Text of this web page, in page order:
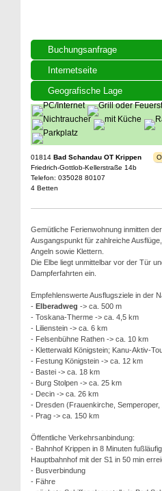
Buchungsanfrage
Internetseite
Geografische Lage
01814 Bad Schandau OT Krippen
Friedrich-Gottlob-Kellerstraße 14b
Telefon: 035028 80107
4 Betten
Gemütliche Ferienwohnung inmitten
Ausgangspunkt für zahlreiche
Angeln sowie Klettern.
Die Elbe liegt unmittelbar vor der Tür
Dampferfahrten ein.
Empfehlenswerte Ausflugsziele in der
- Elberadweg -> ca. 500 m
- Toskana-Therme -> ca. 4,5 km
- Lilienstein -> ca. 6 km
- Felsenbühne Rathen -> ca. 10 km
- Kletterwald Königstein; Kanu-Aktiv-
- Festung Königstein -> ca. 12 km
- Bastei -> ca. 18 km
- Burg Stolpen -> ca. 25 km
- Decin -> ca. 26 km
- Dresden (Frauenkirche,
- Prag -> ca. 150 km
Öffentliche Verkehrsanbindung:
- Bahnhof Krippen in 8 Minuten
Hauptbahnhof mit der S1 in 50 min
- Busverbindung
- Fähre